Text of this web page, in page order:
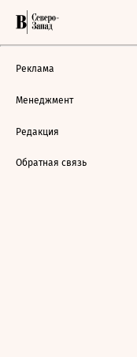
Реклама
Менеджмент
Редакция
Обратная связь